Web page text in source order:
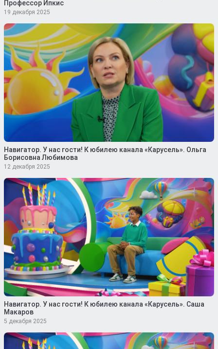
Профессор Ипкис
19 декабря 2025
Навигатор. У нас гости! К юбилею канала «Карусель». Ольга
Борисовна Любимова
12 декабря 2025
Навигатор. У нас гости! К юбилею канала «Карусель». Саша
Макаров
5 декабря 2025